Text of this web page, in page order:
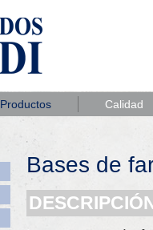
Productos Calidad
Bases de